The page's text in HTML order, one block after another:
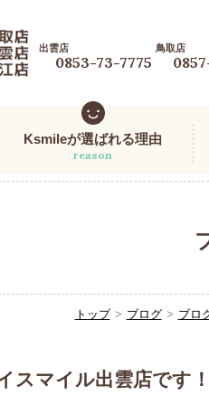
出雲店
0853-73-7775
鳥取店
Ksmileが選ばれる理由
reason
トップ ブログ ブロ
スマイル出雲店です